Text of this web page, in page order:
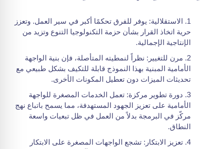
الاستقلالية: يوفر للفرق تحكمًا أكبر في سير العمل. وتعزز
حرية اتخاذ القرار بشأن حزمة التكنولوجيا التنوع وتزيد من
الإنتاجية الإجمالية.
مرن للتغيير: نظراً لنمطيته المتأصلة، فإن بنية الواجهة
الأمامية المبنية بهذا النموذج قابلة للتكيف بشكل طبيعي مع
تحديثات الميزات دون تعطيل المكونات الأخرى.
دورة تطوير مركزة: تعمل الخدمات المصغرة للواجهة
الأمامية على تعزيز الجهود المستهدفة، مما يسمح باتباع نهج
مركّز في البرمجة بدلاً من العمل في ظل تبعيات واسعة
النطاق.
تعزيز الابتكار: تشجع الواجهات المصغرة على الابتكار